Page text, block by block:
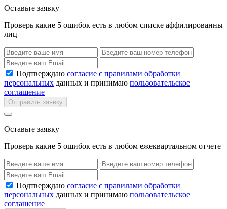
Оставьте заявку
Проверь какие 5 ошибок есть в любом списке аффилированны
лиц
Подтверждаю согласие с правилами обработки
персональных данных и принимаю пользовательское
соглашение
Отправить заявку
Оставьте заявку
Проверь какие 5 ошибок есть в любом ежеквартальном отчете
Подтверждаю согласие с правилами обработки
персональных данных и принимаю пользовательское
соглашение